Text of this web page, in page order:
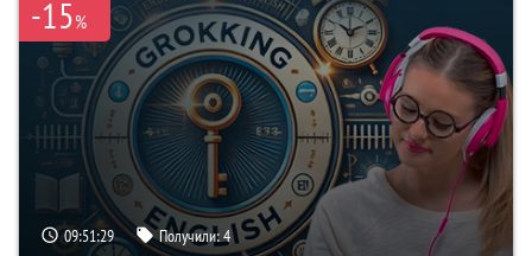
-15%
09:51:28 Получили:4